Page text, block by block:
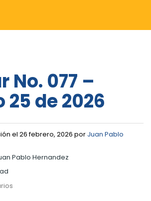
No. 077 –
25 de 2026
el 26 febrero, 2026 por Juan Pablo
Pablo Hernandez